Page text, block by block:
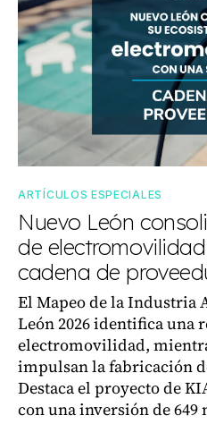
ARTÍCULOS ESPECIALES
Nuevo León
de
cadena de
El Mapeo de la Industria
León 2026 identifica una
electromovilidad,
impulsan la fabricación
Destaca el proyecto de
con una inversión de 649